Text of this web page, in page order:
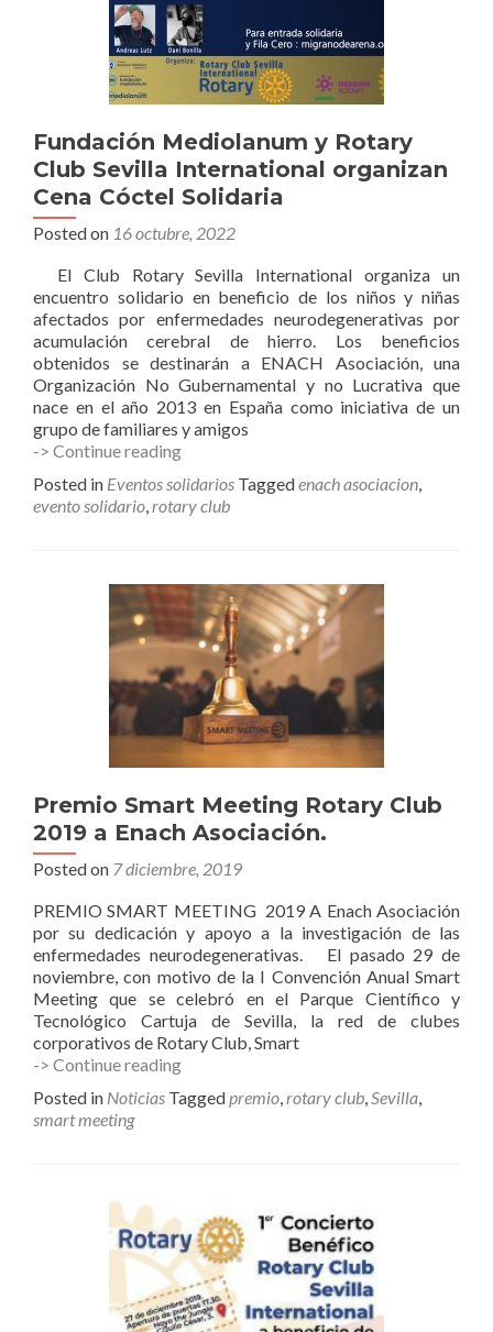
Fundación Mediolanum y Rotary
Club Sevilla International organizan
Cena Cóctel Solidaria
Posted on 16 octubre, 2022
El Club Rotary Sevilla International organiza un
encuentro solidario en beneficio de los niños y niñas
afectados por enfermedades neurodegenerativas por
acumulación cerebral de hierro. Los beneficios
obtenidos se destinarán a ENACH Asociación, una
Organización No Gubernamental y no Lucrativa que
nace en el año 2013 en España como iniciativa de un
grupo de familiares y amigos
-> Continue readingFundación
y
Rotary
International
organizan
Cena
Cóctel
Solidaria
Posted in Eventos solidarios Taggedenach asociacion,
evento solidario,rotary club
Premio Smart Meeting Rotary Club
2019 a Enach Asociación.
Posted on 7 diciembre, 2019
PREMIO SMART MEETING 2019 A Enach Asociación
por su dedicación y apoyo a la investigación de las
enfermedades neurodegenerativas. El pasado 29 de
noviembre, con motivo de la I Convención Anual Smart
Meeting que se celebró en el Parque Científico y
Tecnológico Cartuja de Sevilla, la red de clubes
corporativos de Rotary Club, Smart
-> Continue readingPremio
Meeting
Enach
Asociación.
Posted in Noticias Taggedpremio,rotary club,Sevilla,
smart meeting